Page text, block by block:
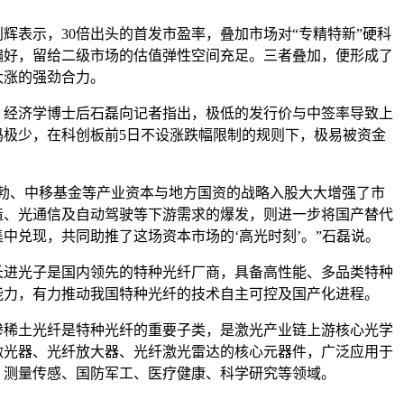
示，30倍出头的首发市盈率，叠加市场对“专精特新”硬科
，留给二级市场的估值弹性空间充足。三者叠加，便形成了
的强劲合力。
学博士后石磊向记者指出，极低的发行价与中签率导致上
少，在科创板前5日不设涨跌幅限制的规则下，极易被资金
移基金等产业资本与地方国资的战略入股大大增强了市
、光通信及自动驾驶等下游需求的爆发，则进一步将国产替代
兑现，共同助推了这场资本市场的‘高光时刻’。”石磊说。
子是国内领先的特种光纤厂商，具备高性能、多品类特种
，有力推动我国特种光纤的技术自主可控及国产化进程。
稀土光纤是特种光纤的重要子类，是激光产业链上游核心光学
器、光纤放大器、光纤激光雷达的核心元器件，广泛应用于
测量传感、国防军工、医疗健康、科学研究等领域。